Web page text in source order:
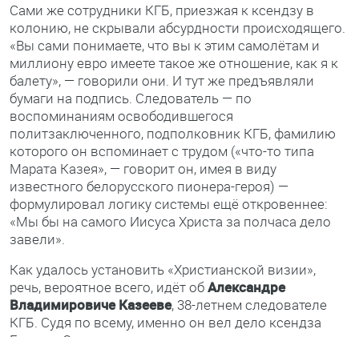
Сами же сотрудники КГБ, приезжая к ксендзу в
колонию, не скрывали абсурдности происходящего.
«Вы сами понимаете, что вы к этим самолётам и
миллиону евро имеете такое же отношение, как я к
балету», — говорили они. И тут же предъявляли
бумаги на подпись. Следователь — по
воспоминаниям освободившегося
политзаключенного, подполковник КГБ, фамилию
которого он вспоминает с трудом («что-то типа
Марата Казея», — говорит он, имея в виду
известного белорусского пионера-героя) —
формулировал логику системы ещё откровеннее:
«Мы бы на самого Иисуса Христа за полчаса дело
завели».
Как удалось установить «Христианской визии»,
речь, вероятное всего, идёт обАлександре
Владимировиче Казееве, 38-летнем следователе
КГБ. Судя по всему, именно он вел дело ксендза